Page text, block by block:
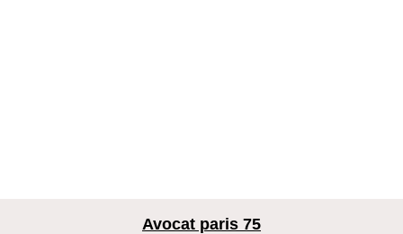
Avocat paris 75